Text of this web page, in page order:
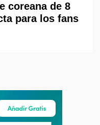
coreana de 8
para los fans